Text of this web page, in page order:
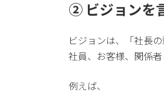
② ビジョンを
ビジョンは、「社長
社員、お客様、関係
例えば、